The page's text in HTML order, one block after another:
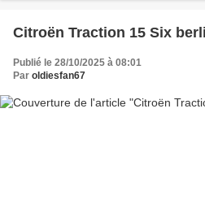
Citroën Traction 15 Six
Publié le 28/10/2025 à 08:01
Par oldiesfan67